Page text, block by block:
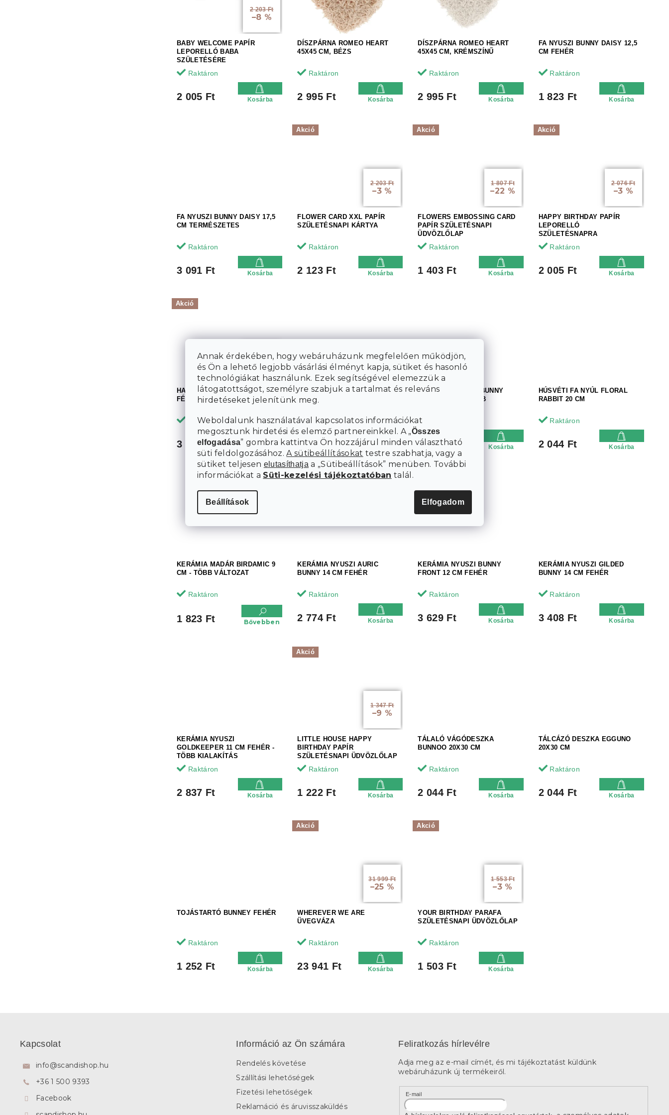
Annak érdekében, hogy webáruházunk megfelelően működjön,
és Ön a lehető legjobb vásárlási élményt kapja, sütiket és hasonló
technológiákat használunk. Ezek segítségével elemezzük a
látogatottságot, személyre szabjuk a tartalmat és releváns
hirdetéseket jelenítünk meg.
Weboldalunk használatával kapcsolatos információkat
megosztunk hirdetési és elemző partnereinkkel. A „Összes
elfogadása” gombra kattintva Ön hozzájárul minden választható
süti feldolgozásához.A sütibeállításokat testre szabhatja, vagy a
sütiket teljesen elutasíthatja a „Sütibeállítások” menüben. További
információkat a Süti-kezelési tájékoztatóban talál.
Beállítások Elfogadom
2 203 Ft
–8 %
BABY WELCOME PAPÍR
LEPORELLÓ BABA
SZÜLETÉSÉRE
Raktáron
2 005 Ft Kosárba
DÍSZPÁRNA ROMEO HEART
45X45 CM, BÉZS
Raktáron
2 995 Ft Kosárba
DÍSZPÁRNA ROMEO HEART
45X45 CM, KRÉMSZÍNŰ
Raktáron
2 995 Ft Kosárba
FA NYUSZI BUNNY DAISY 12,5
CM FEHÉR
Raktáron
1 823 Ft Kosárba
FA NYUSZI BUNNY DAISY 17,5
CM TERMÉSZETES
Raktáron
3 091 Ft Kosárba
Akció
2 203 Ft
–3 %
FLOWER CARD XXL PAPÍR
SZÜLETÉSNAPI KÁRTYA
Raktáron
2 123 Ft Kosárba
Akció
1 807 Ft
–22 %
FLOWERS EMBOSSING CARD
PAPÍR SZÜLETÉSNAPI
ÜDVÖZLŐLAP
Raktáron
1 403 Ft Kosárba
Akció
2 076 Ft
–3 %
HAPPY BIRTHDAY PAPÍR
LEPORELLÓ
SZÜLETÉSNAPRA
Raktáron
2 005 Ft Kosárba
Akció
3 883 Ft
–11 %
HAVE A MERRY CHRISTMAS
FÉM FELIRAT
Raktáron
3 454 Ft Kosárba
HÚSVÉTI FA NYÚL BOW
BUNNY 12 CM
Raktáron
1 030 Ft Kosárba
HÚSVÉTI FA NYÚL BUNNY
SILHOUETTE - TÖBB
1 093 Ft Kosárba
HÚSVÉTI FA NYÚL FLORAL
RABBIT 20 CM
Raktáron
2 044 Ft Kosárba
KERÁMIA MADÁR BIRDAMIC 9
CM - TÖBB VÁLTOZAT
Raktáron
1 823 Ft Bővebben
KERÁMIA NYUSZI AURIC
BUNNY 14 CM FEHÉR
Raktáron
2 774 Ft Kosárba
KERÁMIA NYUSZI BUNNY
FRONT 12 CM FEHÉR
Raktáron
3 629 Ft Kosárba
KERÁMIA NYUSZI GILDED
BUNNY 14 CM FEHÉR
Raktáron
3 408 Ft Kosárba
KERÁMIA NYUSZI
GOLDKEEPER 11 CM FEHÉR -
TÖBB KIALAKÍTÁS
Raktáron
2 837 Ft Kosárba
Akció
1 347 Ft
–9 %
LITTLE HOUSE HAPPY
BIRTHDAY PAPÍR
SZÜLETÉSNAPI ÜDVÖZLŐLAP
Raktáron
1 222 Ft Kosárba
TÁLALÓ VÁGÓDESZKA
BUNNOO 20X30 CM
Raktáron
2 044 Ft Kosárba
TÁLCÁZÓ DESZKA EGGUNO
20X30 CM
Raktáron
2 044 Ft Kosárba
TOJÁSTARTÓ BUNNEY FEHÉR
Raktáron
1 252 Ft Kosárba
Akció
31 999 Ft
–25 %
WHEREVER WE ARE
ÜVEGVÁZA
Raktáron
23 941 Ft Kosárba
Akció
1 553 Ft
–3 %
YOUR BIRTHDAY PARAFA
SZÜLETÉSNAPI ÜDVÖZLŐLAP
Raktáron
1 503 Ft Kosárba
a
i
á
n
í
t
Kapcsolat
info@scandishop.hu
+36 1 500 9393
Facebook
Információ az Ön számára
Rendelés követése
Szállítási lehetőségek
Fizetési lehetőségek
Reklamáció és áruvisszaküldés
Feliratkozás hírlevélre
Adja meg az e-mail címét, és mi tájékoztatást küldünk
webáruházunk új termékeiről.
E-mail